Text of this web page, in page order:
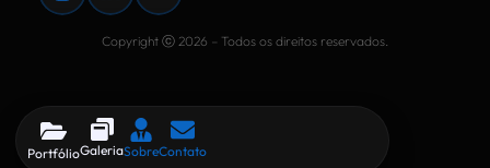
Copyright ⓒ 2026 – Todos os direitos reservados.
PortfólioGaleriaSobreContato